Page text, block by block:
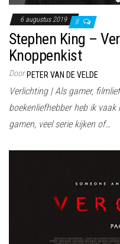
6 augustus 2019 8
Stephen King –
Knoppenkist
Door PETER VAN DE VELDE
Verlichting | Als gamer,
boekenliefhebber heb ik
gamen, veel serie kijken of…